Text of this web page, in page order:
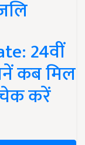
24वीं
कब मिल
करें